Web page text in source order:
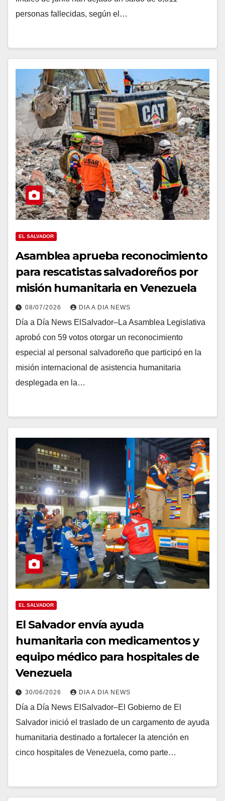
personas fallecidas, según el…
EL SALVADOR
Asamblea aprueba reconocimiento
para rescatistas salvadoreños por
misión humanitaria en Venezuela
08/07/2026 DIA A DIA NEWS
Día a Día News ElSalvador–La Asamblea Legislativa
aprobó con 59 votos otorgar un reconocimiento
especial al personal salvadoreño que participó en la
misión internacional de asistencia humanitaria
desplegada en la…
EL SALVADOR
El Salvador envía ayuda
humanitaria con medicamentos y
equipo médico para hospitales de
Venezuela
30/06/2026 DIA A DIA NEWS
Día a Día News ElSalvador–El Gobierno de El
Salvador inició el traslado de un cargamento de ayuda
humanitaria destinado a fortalecer la atención en
cinco hospitales de Venezuela, como parte…